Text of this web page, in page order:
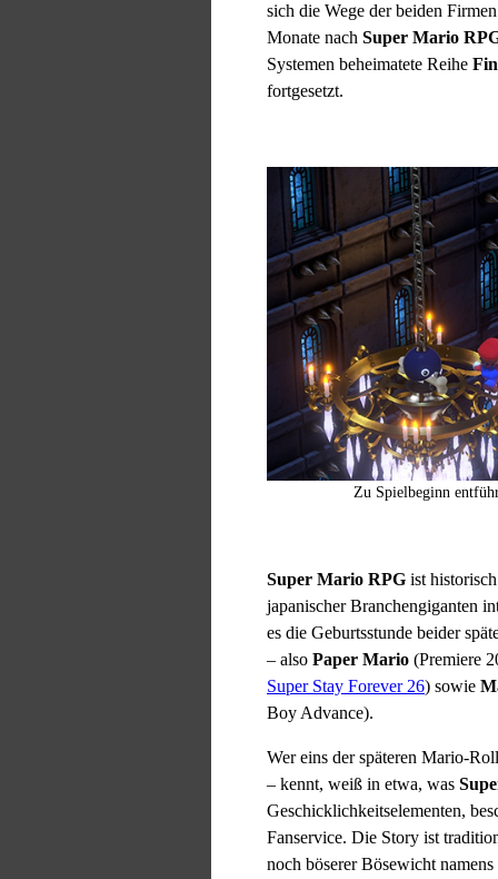
sich die Wege der beiden
Monate nach Super Mario
Systemen beheimatete Reihe
fortgesetzt.
Zu Spielbeginn
Super Mario RPG ist
japanischer Branchengiganten
es die Geburtsstunde beider
– also Paper Mario (Premiere
Super Stay Forever 26) sowie
Boy Advance).
Wer eins der späteren Mario-
– kennt, weiß in etwa, was
Geschicklichkeitselementen,
Fanservice. Die Story ist
noch böserer Bösewicht